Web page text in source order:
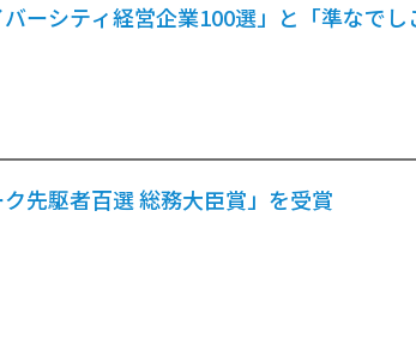
バーシティ経営企業100選」と「準なで
ク先駆者百選 総務大臣賞」を受賞